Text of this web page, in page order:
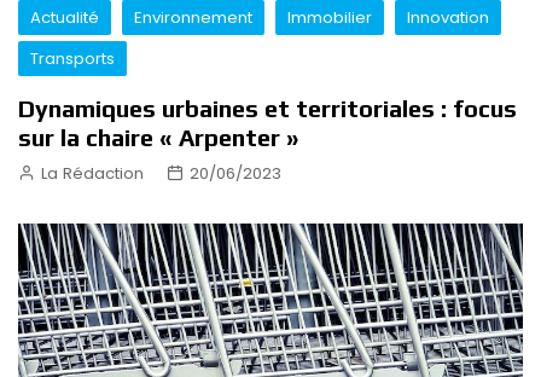
Actualité Environnement Immobilier
Innovation
Transports
Dynamiques urbaines et territoriales : focus
sur la chaire « Arpenter »
La Rédaction 20/06/2023